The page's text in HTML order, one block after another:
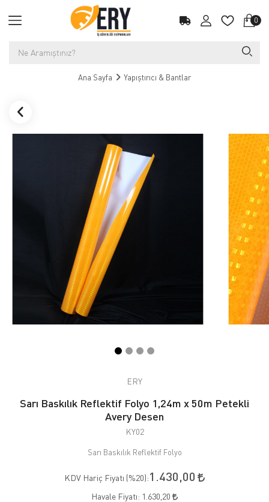
0
Ana Sayfa Yapıştırıcı & Bantlar
ERY
Sarı Baskılık Reflektif Folyo 1,24m x 50m Petekli
Avery Desen
KY02
Sarı Baskılık Reflektif Folyo
KDV Hariç Fiyatı (%20):1.430,00
Havale Fiyatı: 1.630,20